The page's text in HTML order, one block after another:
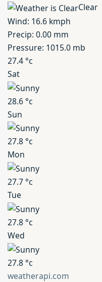
Clear
Wind: 16.6 kmph
Precip: 0.00 mm
Pressure: 1015.0 mb
27.4°c
Sat
28.6°c
Sun
27.8°c
Mon
27.7°c
Tue
27.8°c
Wed
27.8°c
weatherapi.com